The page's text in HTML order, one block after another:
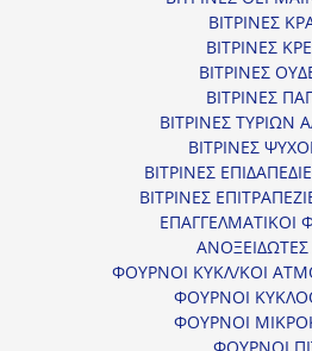
ΒΙΤΡΙΝΕΣ
ΒΙΤΡΙΝΕΣ
ΒΙΤΡΙΝΕΣ
ΒΙΤΡΙΝΕΣ
ΒΙΤΡΙΝΕΣ ΤΥΡΙΩΝ
ΒΙΤΡΙΝΕΣ
ΒΙΤΡΙΝΕΣ
ΒΙΤΡΙΝΕΣ
ΕΠΑΓΓΕΛΜΑΤΙΚΟΙ
ΑΝΟΞΕΙΔΩΤΕΣ
ΦΟΥΡΝΟΙ ΚΥΚΛ/ΚΟΙ
ΦΟΥΡΝΟΙ
ΦΟΥΡΝΟΙ
ΦΟΥΡΝΟΙ